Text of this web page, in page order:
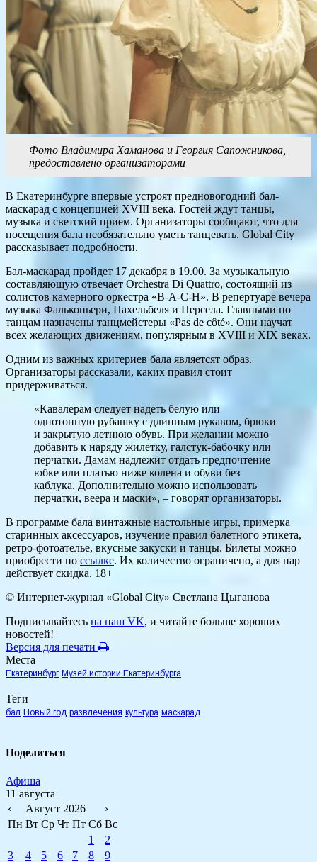
Фото Владимира Хаманова и Георгия Сапожникова,
предоставлено организаторами
В Екатеринбурге впервые устроят предновогодний бал-
маскарад с концепцией XVIII века. Гостей ждут танцы,
музыка и светский прием. Организаторы сообщают, что для
посещения бала необязательно уметь танцевать. Global City
рассказывает подробности.
Бал-маскарад пройдет 17 декабря в 19.00. За музыкальную
составляющую отвечает Orchestra Di Quattro, состоящий из
солистов камерного оркестра «В-А-С-Н». В репертуаре вечера
музыка Фальконьери, Пахельбеля и Персела. Главными по
танцам назначены танцмейстеры «Pas de côté». Они научат
всех желающих движениям, популярным в XVIII и XIX веках.
Одним из важных критериев бала являетсят образ.
Организаторы рассказали, каких правил стоит
придерживаться.
«Кавалерам следует надеть белую или
однотонную рубашку с длинным рукавом, брюки
и закрытую летнюю обувь. При желании можно
добавить к наряду жилетку, галстук-бабочку или
перчатки. Дамам надлежит отдать предпочтение
юбке или платью ниже колена и обуви без
каблука. Дополнительно можно использовать
перчатки, веера и маски», – говорят организаторы.
В программе бала винтажные настольные игры, примерка
старинных аксессуаров, изучение правил балетного этикета,
ретро-фотоателье, вкусные закуски и танцы. Билеты можно
приобрести по ссылке. Их количество ограничено, а для пар
действует скидка. 18+
© Интернет-журнал «Global City» Светлана Цыганова
Подписывайтесь на наш VK, и читайте больше хороших
новостей!
Версия для печати
Места
Екатеринбург Музей истории Екатеринбурга
Теги
бал Новый год развлечения культура маскарад
Поделиться
Афиша
11 августа
‹
Август 2026
›
Пн Вт Ср Чт Пт Сб Вс
1
2
3
4 5 6 7 8
9